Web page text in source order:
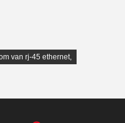
van rj-45 ethernet,